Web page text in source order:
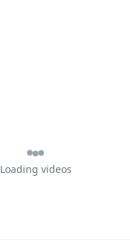
Loading videos